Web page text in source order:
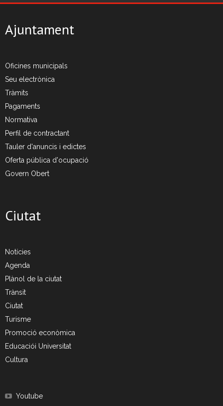
- Can Casanovas
- Deixalleria mòbil
- Gestió de les recollides
- Industrials a Can Barba
Planta Can Barba
- Instal·lacions Can Barba
- - Amiant/Fibrociment
- Deixalleria Can Barba
Privacitat
Nou model de contenidors d’alta eficiència
Ajuntament
Oficines municipals
Seu electrònica
Tràmits
Pagaments
Normativa
Perfil de contractant
Tauler d'anuncis i edictes
Oferta pública d'ocupació
Govern Obert
Ciutat
Notícies
Agenda
Plànol de la ciutat
Trànsit
Ciutat
Turisme
Promoció econòmica
Educaciói Universitat
Cultura
Youtube